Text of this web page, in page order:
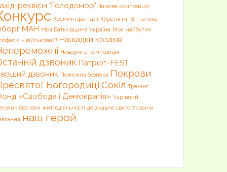
реквієм "Голодомор" Зимова композиція
Космічні фантазії Куреня ім. В.Гнатюка
МАН Моя Батьківщина Україна Моя майбутня
– військовий! Нащадки козаків
Новорічна композиція
дзвоник Патріот-FEST
дзвоник Пожежна безпека Покрови
Богородиці Сокіл Тренінг
«Свобода і Демократія» Чарівний
безпеки життєдіяльності державне свято України
наш герой